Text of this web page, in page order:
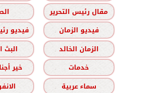
مقال رئيس التحرير
فيديو الزمان
فيديو
الزمان الخالد
البث
خدمات
خير
سماء عربية